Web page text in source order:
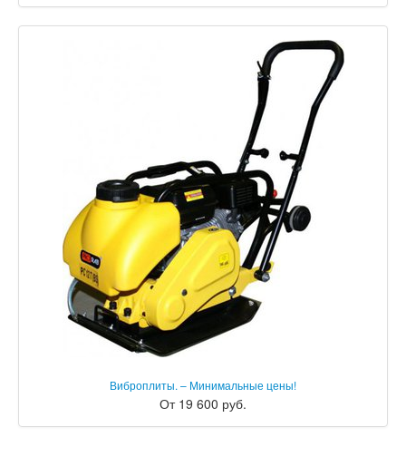
Виброплиты. – Минимальные цены!
От 19 600 руб.